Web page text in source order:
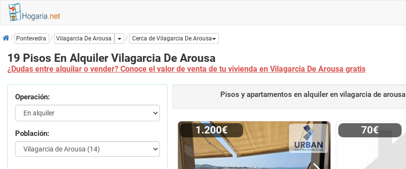
InicioPontevedra Vilagarcia De Arousa Dropdown
Cerca de Vilagarcia De Arousa
19 Pisos En Alquiler Vilagarcia De Arousa
¿Dudas entre alquilar o vender? Conoce el valor de venta de tu vivienda en Vilagarcia De Arousa gratis
Operación:
Población:
Pisos y apartamentos en alquiler en vilagarcia de arousa
1.200€ 70€